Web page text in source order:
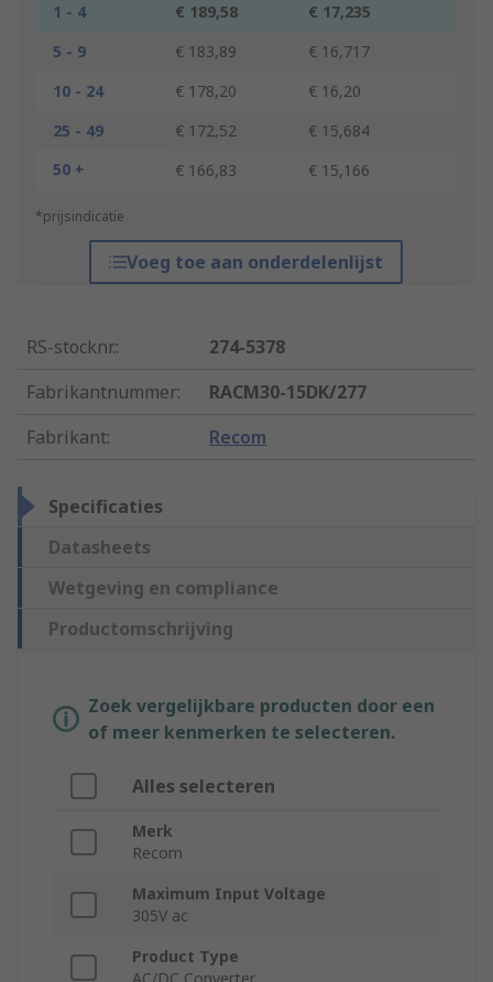
1 - 4 € 189,58
€ 17,235
5 - 9
€ 183,89
€ 16,717
10 - 24
€ 178,20
€ 16,20
25 - 49
€ 172,52
€ 15,684
50 +
€ 166,83 € 15,166
*prijsindicatie
Voeg toe aan onderdelenlijst
RS-stocknr.:
274-5378
Fabrikantnummer:
RACM30-15DK/277
Fabrikant: Recom
Specificaties
Datasheets
Wetgeving en compliance
Productomschrijving
Zoek vergelijkbare producten door een
of meer kenmerken te selecteren.
Alles selecteren
Merk
Recom
Maximum Input Voltage
305V ac
Product Type